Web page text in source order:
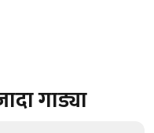
गाड्या